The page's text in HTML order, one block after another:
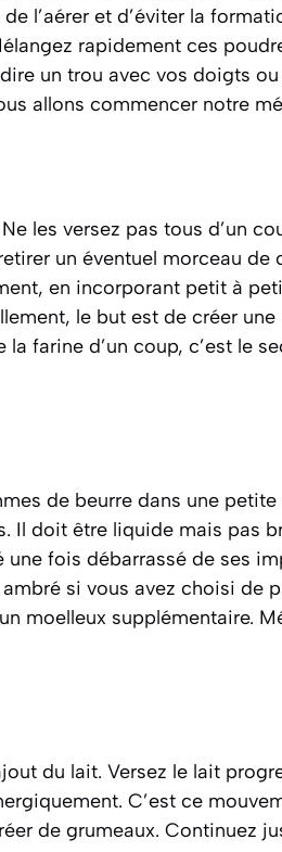
l’aérer et d’éviter la
rapidement ces
un trou avec vos doigts
allons commencer notre
les versez pas tous d’un
un éventuel morceau de
en incorporant petit à
le but est de créer
farine d’un coup, c’est le
de beurre dans une
Il doit être liquide mais pas
une fois débarrassé de ses
si vous avez choisi de
moelleux supplémentaire.
du lait. Versez le lait
C’est ce
de grumeaux. Continuez